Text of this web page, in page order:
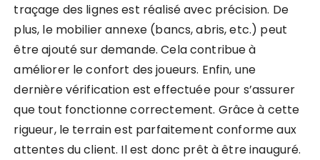
traçage des lignes est réalisé avec précision. De
plus, le mobilier annexe (bancs, abris, etc.) peut
être ajouté sur demande. Cela contribue à
améliorer le confort des joueurs. Enfin, une
dernière vérification est effectuée pour s’assurer
que tout fonctionne correctement. Grâce à cette
rigueur, le terrain est parfaitement conforme aux
attentes du client. Il est donc prêt à être inauguré.